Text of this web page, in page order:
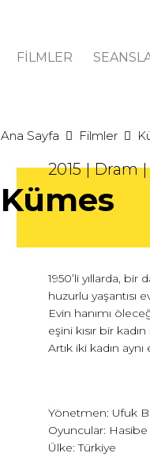
FİLMLER
Ana Sayfa Filmler
2015 | Dram |
Kümes
1950’li yıllarda,
huzurlu yaşantısı
Evin hanımı
eşini kısır bir
Artık iki kadın
Yönetmen: Ufuk
Oyuncular:
Ülke: Türkiye